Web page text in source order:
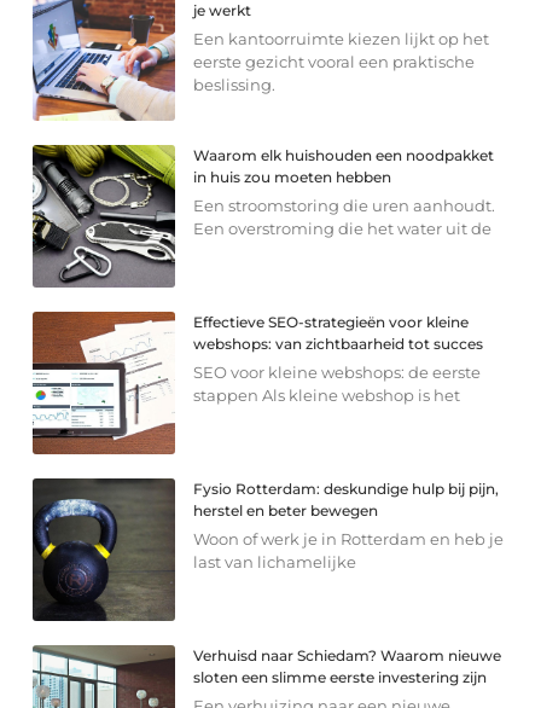
je werkt
Een kantoorruimte kiezen lijkt op het
eerste gezicht vooral een praktische
beslissing.
Waarom elk huishouden een noodpakket
in huis zou moeten hebben
Een stroomstoring die uren aanhoudt.
Een overstroming die het water uit de
Effectieve SEO-strategieën voor kleine
webshops: van zichtbaarheid tot succes
SEO voor kleine webshops: de eerste
stappen Als kleine webshop is het
Fysio Rotterdam: deskundige hulp bij pijn,
herstel en beter bewegen
Woon of werk je in Rotterdam en heb je
last van lichamelijke
Verhuisd naar Schiedam? Waarom nieuwe
sloten een slimme eerste investering zijn